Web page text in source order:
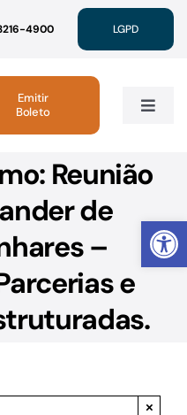
Abrir
4900 LGPD
Toggle
Emitir
Boleto
Reunião
de
–
e
×